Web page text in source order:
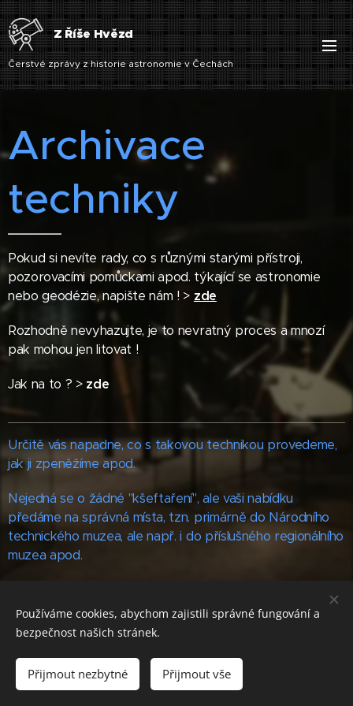
Z Říše Hvězd
Čerstvé zprávy z historie astronomie v Čechách
Archivace
techniky
Pokud si nevíte rady, co s různými starými přístroji,
pozorovacími pomůckami apod. týkající se astronomie
nebo geodézie, napište nám ! > zde
Rozhodně nevyhazujte, je to nevratný proces a mnozí
pak mohou jen litovat !
Jak na to ? > zde
Určitě vás napadne, co s takovou technikou provedeme,
jak ji zpeněžíme apod.
Nejedná se o žádné "kšeftaření", ale vaši nabídku
předáme na správná místa, tzn. primárně do Národního
technického muzea, ale např. i do příslušného regionálního
muzea apod.
již osobně v příslušné instituci.
Vytvořeno službou Webnode Cookies
Používáme cookies, abychom zajistili správné fungování a
bezpečnost našich stránek.
Přijmout nezbytné Přijmout vše